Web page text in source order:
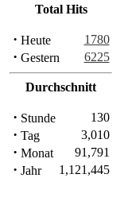
Total Hits
· Heute 1780
· Gestern 6225
Durchschnitt
· Stunde 130
· Tag 3,010
· Monat 91,791
· Jahr 1,121,445